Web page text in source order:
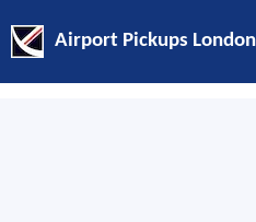
Airport Pickups London